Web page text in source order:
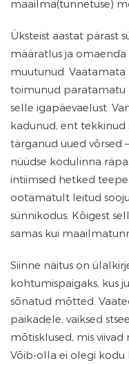
maailma(tunnetuse)
Üksteist aastat pärast
määratlus ja
muutunud. Vaatamata
toimunud paratamatu
selle igapäevaelust.
kadunud, ent tekkinud
tärganud uued võrsed
nüüdse kodulinna
intiimsed hetked
ootamatult leitud
sünnikodus. Kõigest
samas kui
Siinne näitus on
kohtumispaigaks, kus
sõnatud mõtted.
paikadele, vaiksed
mõtisklused, mis
Võib-olla ei olegi